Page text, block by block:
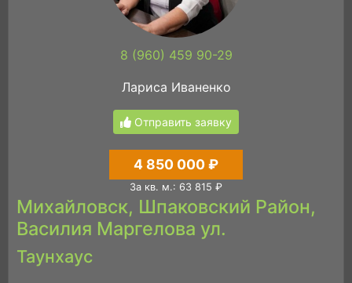
8 (960) 459 90-29
Лариса Иваненко
Отправить заявку
4 850 000 ₽
За кв. м.: 63 815 ₽
Михайловск, Шпаковский Район,
Василия Маргелова ул.
Таунхаус